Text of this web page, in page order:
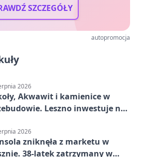
SZCZEGÓŁY
autopromocja
2026
Akwawit i kamienice w
Leszno inwestuje na
2026
zniknęła z marketu w
38-latek zatrzymany w